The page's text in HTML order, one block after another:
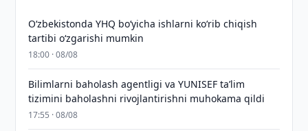
O‘zbekistonda YHQ bo‘yicha ishlarni ko‘rib chiqish
tartibi o‘zgarishi mumkin
18:00 · 08/08
Bilimlarni baholash agentligi va YUNISEF taʼlim
tizimini baholashni rivojlantirishni muhokama qildi
17:55 · 08/08